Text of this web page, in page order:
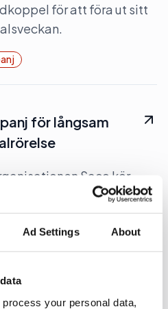
Ad Settings About
process your personal data,
för att föra ut sitt
för långsam
Saco kör
med en bild på en
att ta det lugnt